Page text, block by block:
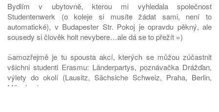
Bydlím v ubytovně, kterou mi vyhledala společnost
Studentenwerk (o koleje si musíte žádat sami, není to
automatické), v Budapester Str. Pokoj je opravdu pěkný, ale
sousedy si člověk holt nevybere…ale dá se to přežít =)
Samozřejmě je tu spousta akcí, kterých se můžou zúčastnit
všichni studenti Erasmu: Länderpartys, poznávačka Drážďan,
výlety do okolí (Lausitz, Sächsiche Schweiz, Praha, Berlin,
München) …